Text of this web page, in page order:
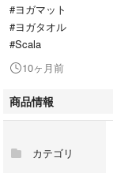
#ヨガマット
#ヨガタオル
#Scala
10ヶ月前
商品情報
カテゴリ